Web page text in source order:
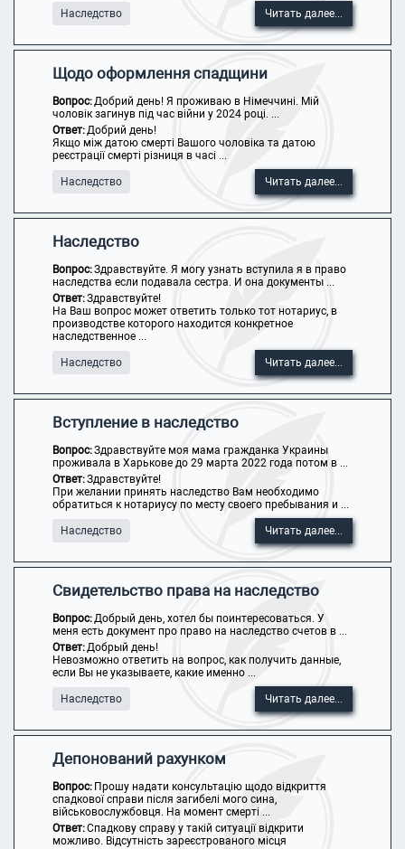
Наследство Читать далее...
Щодо оформлення спадщини
Вопрос:Добрий день! Я проживаю в Німеччині. Мій
чоловік загинув під час війни у 2024 році. ...
Ответ:Добрий день!
Якщо між датою смерті Вашого чоловіка та датою
реєстрації смерті різниця в часі ...
Наследство Читать далее...
Наследство
Вопрос:Здравствуйте. Я могу узнать вступила я в право
наследства если подавала сестра. И она документы ...
Ответ:Здравствуйте!
На Ваш вопрос может ответить только тот нотариус, в
производстве которого находится конкретное
наследственное ...
Наследство Читать далее...
Вступление в наследство
Вопрос:Здравствуйте моя мама гражданка Украины
проживала в Харькове до 29 марта 2022 года потом в ...
Ответ:Здравствуйте!
При желании принять наследство Вам необходимо
обратиться к нотариусу по месту своего пребывания и ...
Наследство Читать далее...
Свидетельство права на наследство
Вопрос:Добрый день, хотел бы поинтересоваться. У
меня есть документ про право на наследство счетов в ...
Ответ:Добрый день!
Невозможно ответить на вопрос, как получить данные,
если Вы не указываете, какие именно ...
Наследство Читать далее...
Депонований рахунком
Вопрос: Прошу надати консультацію щодо відкриття
спадкової справи після загибелі мого сина,
військовослужбовця. На момент смерті ...
Ответ:Спадкову справу у такій ситуації відкрити
можливо. Відсутність зареєстрованого місця